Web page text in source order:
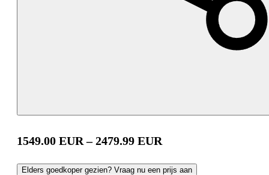
1549.00 EUR –2479.99 EUR
Elders goedkoper gezien? Vraag nu een prijs aan